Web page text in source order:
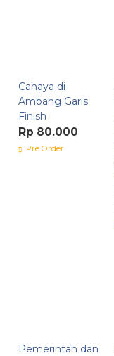
Cahaya di
Ambang Garis
Finish
Rp 80.000
Pre Order
Pemerintah dan